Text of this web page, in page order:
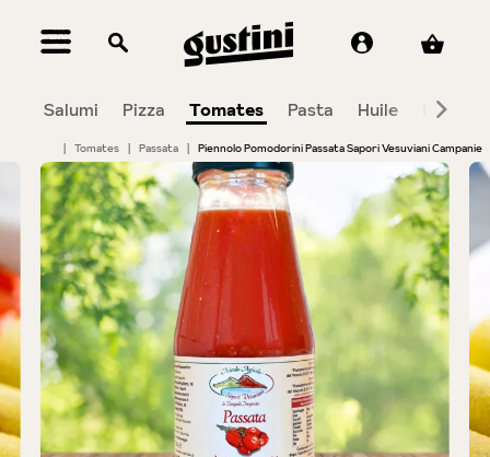
principal
Salumi Pizza Tomates Pasta Huile
| Tomates | Passata | Piennolo Pomodorini Passata Sapori Vesuviani Campanie
Bildergalerie überspringen